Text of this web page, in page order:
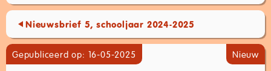
Nieuwsbrief 5, schooljaar 2024-2025
Gepubliceerd op: 16-05-2025 Nieuw